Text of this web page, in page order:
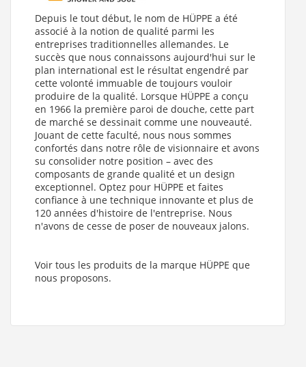
Depuis le tout début, le nom de HÜPPE a été
associé à la notion de qualité parmi les
entreprises traditionnelles allemandes. Le
succès que nous connaissons aujourd'hui sur le
plan international est le résultat engendré par
cette volonté immuable de toujours vouloir
produire de la qualité. Lorsque HÜPPE a conçu
en 1966 la première paroi de douche, cette part
de marché se dessinait comme une nouveauté.
Jouant de cette faculté, nous nous sommes
confortés dans notre rôle de visionnaire et avons
su consolider notre position – avec des
composants de grande qualité et un design
exceptionnel. Optez pour HÜPPE et faites
confiance à une technique innovante et plus de
120 années d'histoire de l'entreprise. Nous
n'avons de cesse de poser de nouveaux jalons.
Voir tous les produits de la marque HÜPPE que
nous proposons.